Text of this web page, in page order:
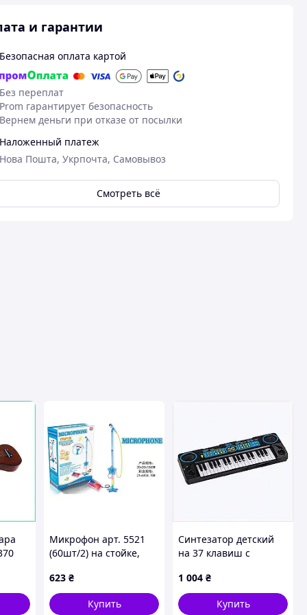
и гарантии
Безопасная оплата картой
Без переплат
Prom гарантирует безопасность
Вернем деньги при отказе от посылки
Наложенный платеж
Нова Пошта, Укрпочта, Самовывоз
Смотреть всё
Микрофон арт. 5521
(60шт/2) на стойке,
игрушки 20*20*106,
короб. 21*6*34,7см
623 ₴
Купить
Синтезатор детский
на 37 клавиш с
стереозвуком,
H8552M12P5
1 004 ₴
Купить